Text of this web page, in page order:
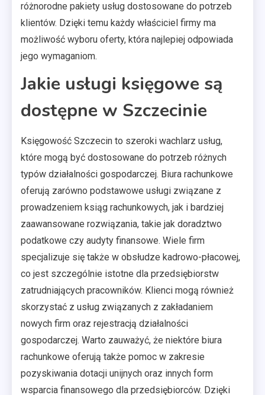
różnorodne pakiety usług dostosowane do potrzeb
klientów. Dzięki temu każdy właściciel firmy ma
możliwość wyboru oferty, która najlepiej odpowiada
jego wymaganiom.
Jakie usługi księgowe są
dostępne w Szczecinie
Księgowość Szczecin to szeroki wachlarz usług,
które mogą być dostosowane do potrzeb różnych
typów działalności gospodarczej. Biura rachunkowe
oferują zarówno podstawowe usługi związane z
prowadzeniem ksiąg rachunkowych, jak i bardziej
zaawansowane rozwiązania, takie jak doradztwo
podatkowe czy audyty finansowe. Wiele firm
specjalizuje się także w obsłudze kadrowo-płacowej,
co jest szczególnie istotne dla przedsiębiorstw
zatrudniających pracowników. Klienci mogą również
skorzystać z usług związanych z zakładaniem
nowych firm oraz rejestracją działalności
gospodarczej. Warto zauważyć, że niektóre biura
rachunkowe oferują także pomoc w zakresie
pozyskiwania dotacji unijnych oraz innych form
wsparcia finansowego dla przedsiębiorców. Dzięki